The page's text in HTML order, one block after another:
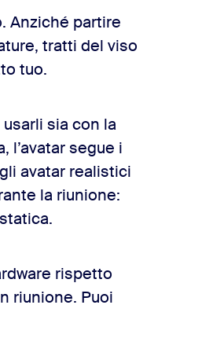
Anziché partire
tratti del viso
tuo.
sia con la
l’avatar segue i
avatar realistici
la riunione:
rispetto
riunione. Puoi